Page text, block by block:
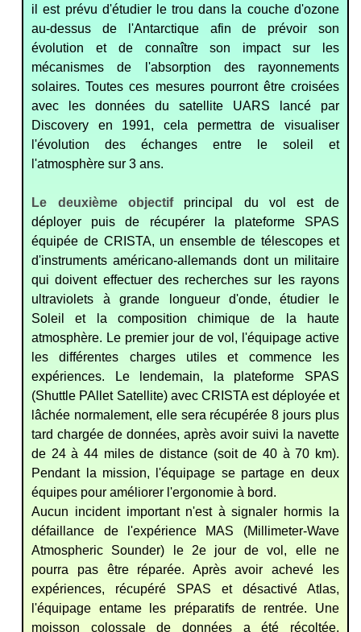
il est prévu d'étudier le trou dans la couche d'ozone
au-dessus de l'Antarctique afin de prévoir son
évolution et de connaître son impact sur les
mécanismes de l'absorption des rayonnements
solaires. Toutes ces mesures pourront être croisées
avec les données du satellite UARS lancé par
Discovery en 1991, cela permettra de visualiser
l'évolution des échanges entre le soleil et
l'atmosphère sur 3 ans.
Le deuxième objectif
principal du vol est de
déployer puis de récupérer la plateforme SPAS
équipée de CRISTA, un ensemble de télescopes et
d'instruments américano-allemands dont un militaire
qui doivent effectuer des recherches sur les rayons
ultraviolets à grande longueur d'onde, étudier le
Soleil et la composition chimique de la haute
atmosphère. Le premier jour de vol, l'équipage active
les différentes charges utiles et commence les
expériences. Le lendemain, la plateforme SPAS
(Shuttle PAllet Satellite) avec CRISTA est déployée et
lâchée normalement, elle sera récupérée 8 jours plus
tard chargée de données, après avoir suivi la navette
de 24 à 44 miles de distance (soit de 40 à 70 km).
Pendant la mission, l'équipage se partage en deux
équipes pour améliorer l'ergonomie à bord.
Aucun incident important n'est à signaler hormis la
défaillance de l'expérience MAS (Millimeter-Wave
Atmospheric Sounder) le 2e jour de vol, elle ne
pourra pas être réparée. Après avoir achevé les
expériences, récupéré SPAS et désactivé Atlas,
l'équipage entame les préparatifs de rentrée. Une
moisson colossale de données a été récoltée.